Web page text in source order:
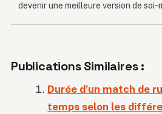
devenir une meilleure version de soi-
Publications Similaires :
Durée d’un match de
temps selon les